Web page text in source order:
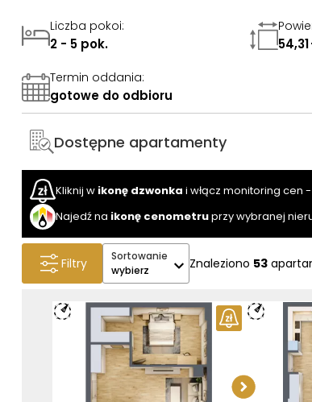
Liczba pokoi:
2 - 5 pok. 54,31
Termin oddania:
gotowe do odbioru
Dostępne apartamenty
Kliknij w ikonę dzwonka i włącz monitoring cen
Najedź na ikonę cenometruprzy wybranej
Filtry
Sortowanie
wybierz
Znaleziono 53